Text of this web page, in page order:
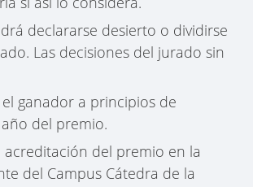
declararse desierto o dividirse
Las decisiones del jurado sin
ganador a principios de
del premio.
acreditación del premio en la
del Campus Cátedra de la